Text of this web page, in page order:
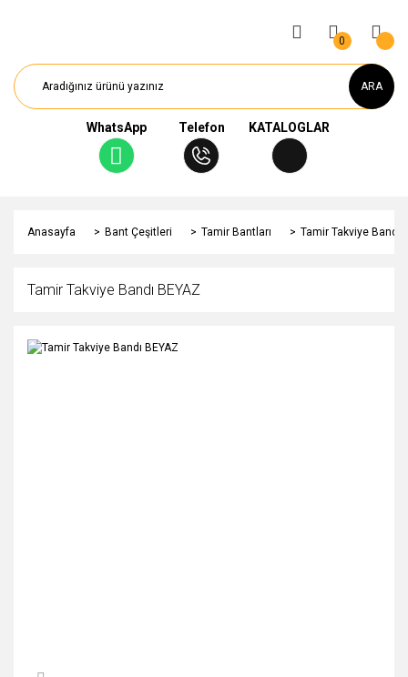
ARA
WhatsApp Telefon KATALOGLAR
0
Anasayfa Bant Çeşitleri Tamir Bantları Tamir Takviye Bandı
Tamir Takviye Bandı BEYAZ